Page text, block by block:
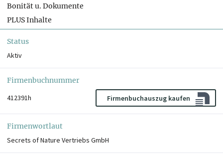
Bonität u. Dokumente
PLUS Inhalte
Status
Aktiv
Firmenbuchnummer
412391h
Firmenbuchauszug kaufen
Firmenwortlaut
Secrets of Nature Vertriebs GmbH